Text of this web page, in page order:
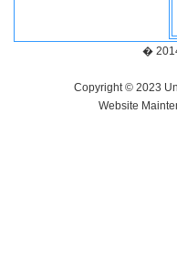
�
Copyright © 2023
Website